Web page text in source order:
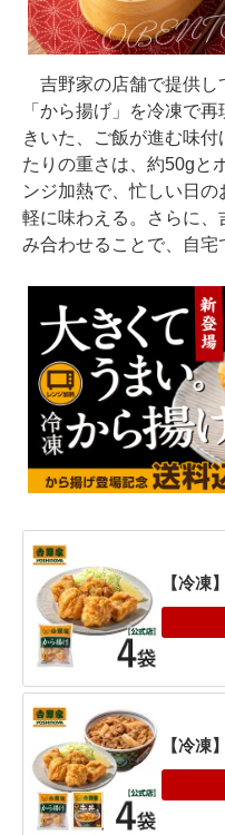
吉野家の店舗で提供し
「から揚げ」を冷凍で
きいた、ご飯が進む味
たりの重さは、約50gと
ンジ加熱で、忙しい日
軽に味わえる。さらに、
み合わせることで、自宅
【冷凍
【冷凍